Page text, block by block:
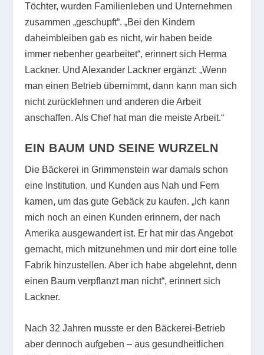
Töchter, wurden Familienleben und Unternehmen
zusammen „geschupft“. „Bei den Kindern
daheimbleiben gab es nicht, wir haben beide
immer nebenher gearbeitet“, erinnert sich Herma
Lackner. Und Alexander Lackner ergänzt: „Wenn
man einen Betrieb übernimmt, dann kann man sich
nicht zurücklehnen und anderen die Arbeit
anschaffen. Als Chef hat man die meiste Arbeit.“
EIN BAUM UND SEINE WURZELN
Die Bäckerei in Grimmenstein war damals schon
eine Institution, und Kunden aus Nah und Fern
kamen, um das gute Gebäck zu kaufen. „Ich kann
mich noch an einen Kunden erinnern, der nach
Amerika ausgewandert ist. Er hat mir das Angebot
gemacht, mich mitzunehmen und mir dort eine tolle
Fabrik hinzustellen. Aber ich habe abgelehnt, denn
einen Baum verpflanzt man nicht“, erinnert sich
Lackner.
Nach 32 Jahren musste er den Bäckerei-Betrieb
aber dennoch aufgeben – aus gesundheitlichen